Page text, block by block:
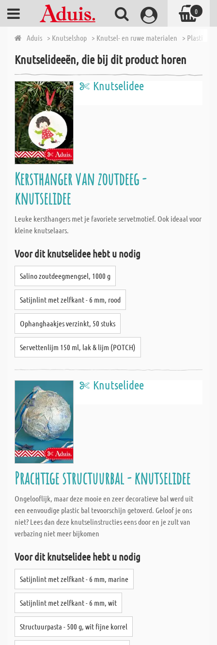
Aduis > Knutselshop > Knutsel- en ruwe materialen > Plastic
Knutselideeën, die bij dit product horen
Knutselidee
Kersthanger van zoutdeeg -
knutselidee
Leuke kersthangers met je favoriete servetmotief. Ook ideaal voor
kleine knutselaars.
Voor dit knutselidee hebt u nodig
Salino zoutdeegmengsel, 1000 g
Satijnlint met zelfkant - 6 mm, rood
Ophanghaakjes verzinkt, 50 stuks
Servettenlijm 150 ml, lak & lijm (POTCH)
Knutselidee
Prachtige structuurbal - knutselidee
Ongelooflijk, maar deze mooie en zeer decoratieve bal werd uit
een eenvoudige plastic bal tevoorschijn getoverd. Geloof je ons
niet? Lees dan deze knutselinstructies eens door en je zult van
verbazing niet meer bijkomen
Voor dit knutselidee hebt u nodig
Satijnlint met zelfkant - 6 mm, marine
Satijnlint met zelfkant - 6 mm, wit
Structuurpasta - 500 g, wit fijne korrel
0